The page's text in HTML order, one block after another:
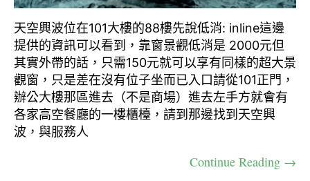
天空興波位在101大樓的88樓先說低消: inline這邊
提供的資訊可以看到，靠窗景觀低消是 2000元但
其實外帶的話，只需150元就可以享有同樣的超大景
觀窗，只是差在沒有位子坐而已入口請從101正門，
辦公大樓那區進去（不是商場）進去左手方就會有
各家高空餐廳的一樓櫃檯，請到那邊找到天空興
波，與服務人
Continue Reading →